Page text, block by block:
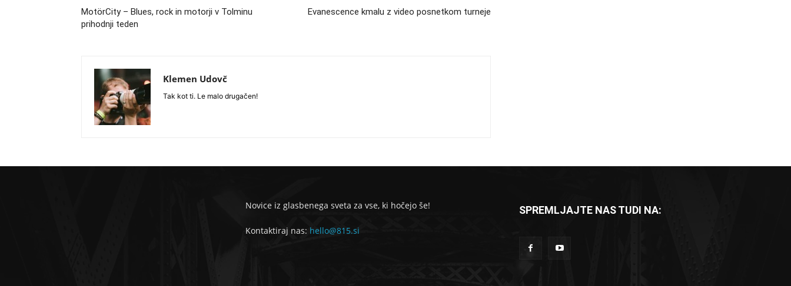
MotörCity – Blues, rock in motorji v Tolminu
prihodnji teden
Evanescence kmalu z video posnetkom turneje
Klemen Udovč
Tak kot ti. Le malo drugačen!
Novice iz glasbenega sveta za vse, ki hočejo še!
Kontaktiraj nas: hello@815.si
SPREMLJAJTE NAS TUDI NA: